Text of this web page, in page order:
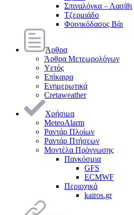
Σπιναλόγκα – Λασίθι
Τζερμιάδο
Φοινικόδασος Βάι
Άρθρα
Άρθρα Μετεωρολόγων
Υετός
Επίκαιρα
Ενημερωτικά
Cretaweather
Χρήσιμα
MeteoAlarm
Ραντάρ Πλοίων
Ραντάρ Πτήσεων
Μοντέλα Πρόγνωσης
Παγκόσμια
GFS
ECMWF
Περιοχικά
kairos.gr